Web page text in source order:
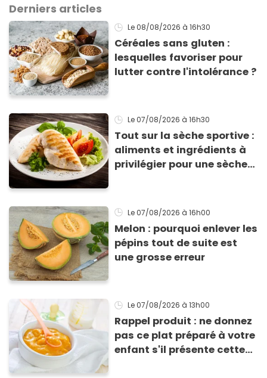
Derniers articles
Le 08/08/2026 à 16h30
Céréales sans gluten :
lesquelles favoriser pour
lutter contre l'intolérance ?
Le 07/08/2026 à 16h30
Tout sur la sèche sportive :
aliments et ingrédients à
privilégier pour une sèche
Le 07/08/2026 à 16h00
Melon : pourquoi enlever les
pépins tout de suite est
une grosse erreur
Le 07/08/2026 à 13h00
Rappel produit : ne donnez
pas ce plat préparé à votre
enfant s'il présente cette